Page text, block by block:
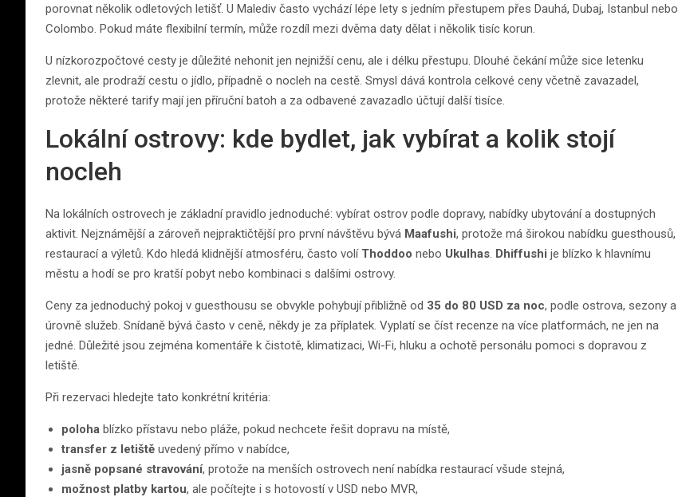
porovnat několik odletových letišť. U Malediv často vychází lépe lety s jedním přestupem přes Dauhá, Dubaj, Istanbul nebo
Colombo. Pokud máte flexibilní termín, může rozdíl mezi dvěma daty dělat i několik tisíc korun.
U nízkorozpočtové cesty je důležité nehonit jen nejnižší cenu, ale i délku přestupu. Dlouhé čekání může sice letenku
zlevnit, ale prodraží cestu o jídlo, případně o nocleh na cestě. Smysl dává kontrola celkové ceny včetně zavazadel,
protože některé tarify mají jen příruční batoh a za odbavené zavazadlo účtují další tisíce.
Lokální ostrovy: kde bydlet, jak vybírat a kolik stojí
nocleh
Na lokálních ostrovech je základní pravidlo jednoduché: vybírat ostrov podle dopravy, nabídky ubytování a dostupných
aktivit. Nejznámější a zároveň nejpraktičtější pro první návštěvu bývá Maafushi, protože má širokou nabídku guesthousů,
restaurací a výletů. Kdo hledá klidnější atmosféru, často volí Thoddoo nebo Ukulhas Dhiffushi je blízko k hlavnímu
městu a hodí se pro kratší pobyt nebo kombinaci s dalšími ostrovy.
Ceny za jednoduchý pokoj v guesthousu se obvykle pohybují přibližně od 35 do 80 USD za noc, podle ostrova, sezony a
úrovně služeb. Snídaně bývá často v ceně, někdy je za příplatek. Vyplatí se číst recenze na více platformách, ne jen na
jedné. Důležité jsou zejména komentáře k čistotě, klimatizaci, Wi-Fi, hluku a ochotě personálu pomoci s dopravou z
letiště.
Při rezervaci hledejte tato konkrétní kritéria:
poloha blízko přístavu nebo pláže, pokud nechcete řešit dopravu na místě,
transfer z letiště uvedený přímo v nabídce,
jasně popsané stravování, protože na menších ostrovech není nabídka restaurací všude stejná,
možnost platby kartou, ale počítejte i s hotovostí v USD nebo MVR,